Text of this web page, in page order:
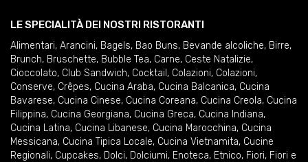
LE SPECIALITÀ DEI NOSTRI RISTORANTI
Alimentari, Arancini, Bagels, Bao Buns, Bevande alcoliche, Birre,
Brunch, Bruschette, Bubble Tea, Carne, Ceste Natalizie,
Cioccolato, Club Sandwich, Cocktail , Colazioni, Colazioni,
Conserve, Crêpes, Cucina Araba, Cucina Balcanica, Cucina
Bavarese, Cucina Cinese, Cucina Coreana, Cucina Creola, Cucina
Filippina, Cucina Georgiana, Cucina Greca, Cucina Indiana,
Cucina Latina, Cucina Libanese, Cucina Marocchina, Cucina
Messicana, Cucina Tipica Locale, Cucina Vietnamita, Cucine
Regionali, Cupcakes, Dolci, Dolciumi, Enoteca, Etnico, Fiori, Fiori e